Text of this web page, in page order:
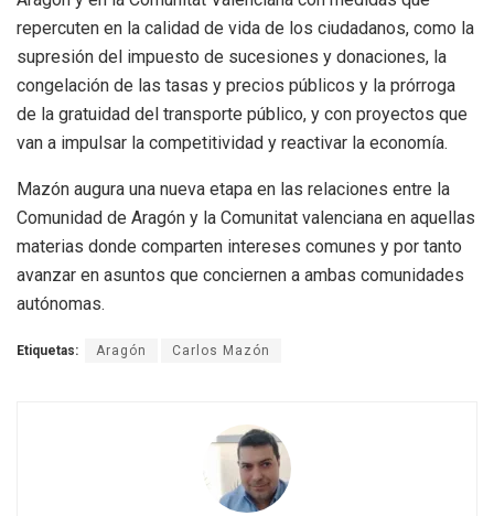
repercuten en la calidad de vida de los ciudadanos, como la
supresión del impuesto de sucesiones y donaciones, la
congelación de las tasas y precios públicos y la prórroga
de la gratuidad del transporte público, y con proyectos que
van a impulsar la competitividad y reactivar la economía.
Mazón augura una nueva etapa en las relaciones entre la
Comunidad de Aragón y la Comunitat valenciana en aquellas
materias donde comparten intereses comunes y por tanto
avanzar en asuntos que conciernen a ambas comunidades
autónomas.
Etiquetas: Aragón Carlos Mazón